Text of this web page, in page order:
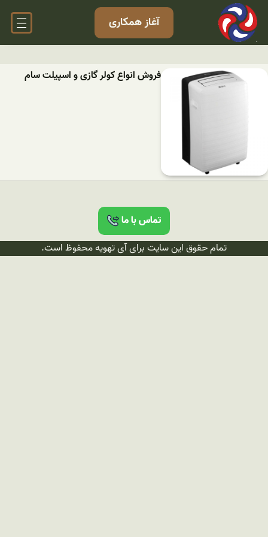
آغاز همکاری
فروش انواع کولر گازی و اسپیلت سام
تماس با ما
تمام حقوق این سایت برای آی تهویه محفوظ است.